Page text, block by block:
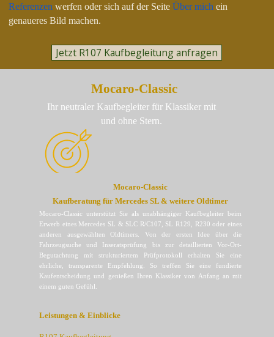
Referenzen werfen oder sich auf der Seite Über mich ein
genaueres Bild machen.
Jetzt R107 Kaufbegleitung anfragen
Leistungen & Einblicke
Mocaro-Classic
Kaufberatung für Mercedes SL & weitere Oldtimer
Mocaro-Classic unterstützt Sie als unabhängiger Kaufbegleiter beim
Erwerb eines Mercedes SL & SLC R/C107, SL R129, R230 oder eines
anderen ausgewählten Oldtimers. Von der ersten Idee über die
Fahrzeugsuche und Inseratsprüfung bis zur detaillierten Vor-Ort-
Begutachtung mit strukturiertem Prüfprotokoll erhalten Sie eine
ehrliche, transparente Empfehlung. So treffen Sie eine fundierte
Kaufentscheidung und genießen Ihren Klassiker von Anfang an mit
einem guten Gefühl.
Mocaro-Classic
Ihr neutraler Kaufbegleiter für Klassiker mit
und ohne Stern.